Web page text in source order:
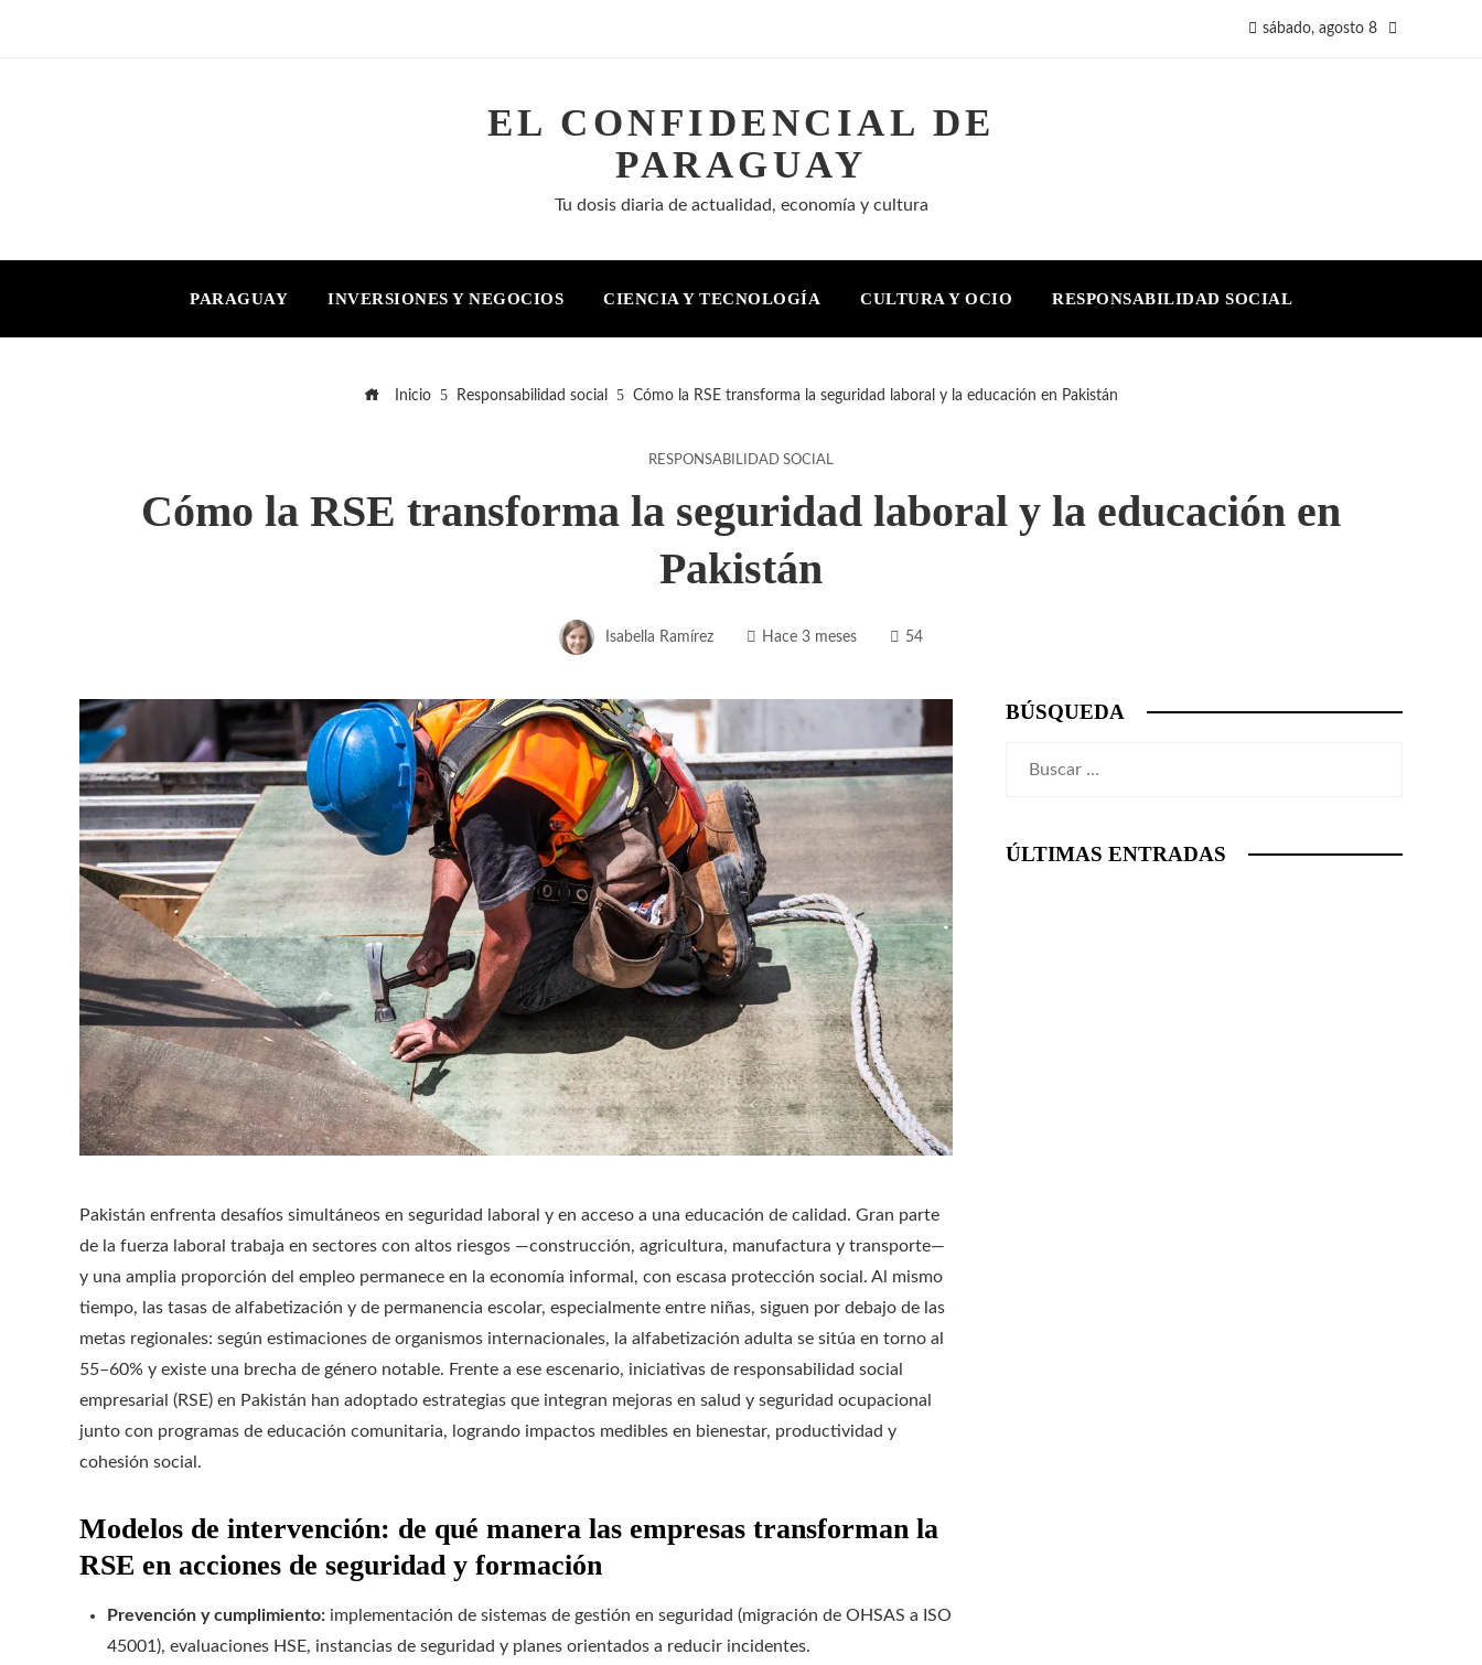
sábado, agosto 8
EL CONFIDENCIAL DE
PARAGUAY
Tu dosis diaria de actualidad, economía y cultura
PARAGUAY INVERSIONES Y NEGOCIOS CIENCIA Y TECNOLOGÍA CULTURA Y OCIO RESPONSABILIDAD SOCIAL
Inicio Responsabilidad social Cómo la RSE transforma la seguridad laboral y la educación en Pakistán
RESPONSABILIDAD SOCIAL
Cómo la RSE transforma la seguridad laboral y la educación en
Pakistán
Isabella Ramírez Hace 3 meses 54
Pakistán enfrenta desafíos simultáneos en seguridad laboral y en acceso a una educación de calidad. Gran parte
de la fuerza laboral trabaja en sectores con altos riesgos —construcción, agricultura, manufactura y transporte—
y una amplia proporción del empleo permanece en la economía informal, con escasa protección social. Al mismo
tiempo, las tasas de alfabetización y de permanencia escolar, especialmente entre niñas, siguen por debajo de las
metas regionales: según estimaciones de organismos internacionales, la alfabetización adulta se sitúa en torno al
55–60% y existe una brecha de género notable. Frente a ese escenario, iniciativas de responsabilidad social
empresarial (RSE) en Pakistán han adoptado estrategias que integran mejoras en salud y seguridad ocupacional
junto con programas de educación comunitaria, logrando impactos medibles en bienestar, productividad y
cohesión social.
Modelos de intervención: de qué manera las empresas transforman la
RSE en acciones de seguridad y formación
Prevención y cumplimiento: implementación de sistemas de gestión en seguridad (migración de OHSAS a ISO
45001), evaluaciones HSE, instancias de seguridad y planes orientados a reducir incidentes.
BÚSQUEDA
ÚLTIMAS ENTRADAS